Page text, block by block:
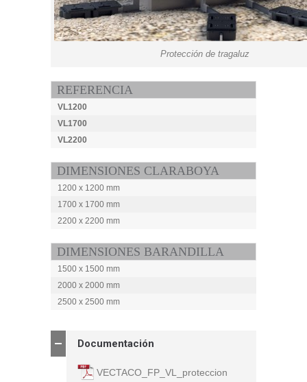
Protección de tragaluz
REFERENCIA
VL1200
VL1700
VL2200
DIMENSIONES CLARABOYA
1200 x 1200 mm
1700 x 1700 mm
2200 x 2200 mm
DIMENSIONES BARANDILLA
1500 x 1500 mm
2000 x 2000 mm
2500 x 2500 mm
Documentación
VECTACO_FP_VL_proteccion